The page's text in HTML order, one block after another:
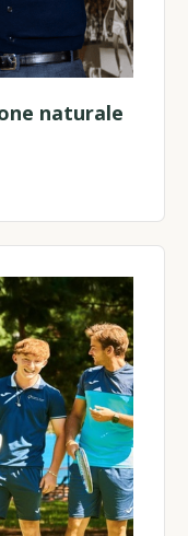
naturale